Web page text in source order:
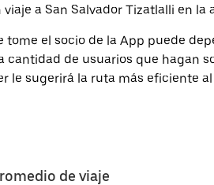
a San Salvador Tizatlalli en la
tome el socio de la App puede
cantidad de usuarios que hagan
le sugerirá la ruta más eficiente
de viaje